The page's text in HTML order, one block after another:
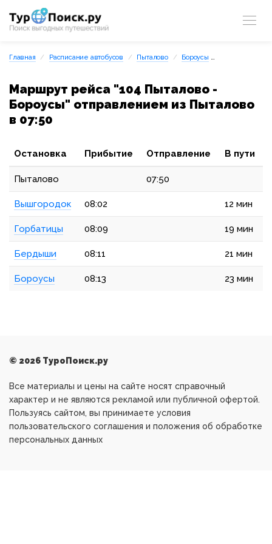
Главная Расписание автобусов Пыталово Бороусы
Маршрут рейса "104 Пыталово -
Бороусы" отправлением из Пыталово
в 07:50
Остановка Прибытие Отправление В пути
Пыталово 07:50
Вышгородок 08:02 12 мин
Горбатицы 08:09 19 мин
Бердыши 08:11 21 мин
Бороусы 08:13 23 мин
© 2026 ТуроПоиск.ру
Все материалы и цены на сайте носят справочный
характер и не являются рекламой или публичной офертой.
Пользуясь сайтом, вы принимаете условия
пользовательского соглашения и положения об обработке
персональных данных